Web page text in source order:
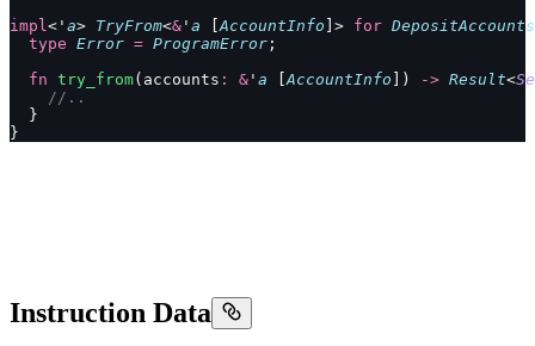
impl <' a> TryFrom<& ' a [AccountInfo ]> for DepositAccounts
  type
Error = ProgramError ;
  fn
try_from(accounts : & ' a [AccountInfo ]) -> Result<
    //..
  }
}
Instruction Data